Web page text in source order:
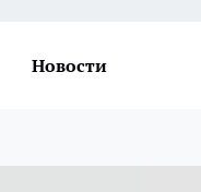
Новости